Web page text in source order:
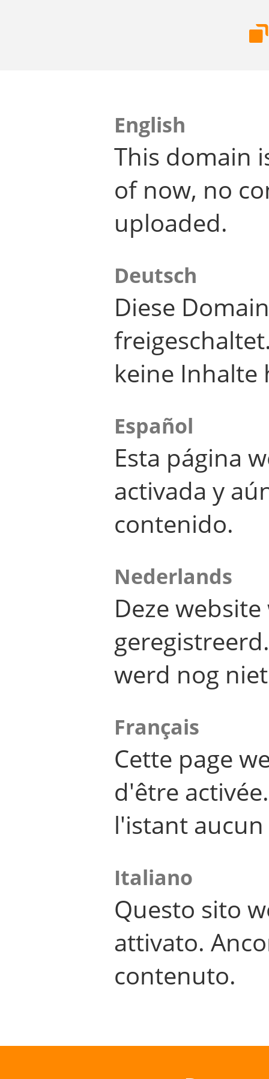
English
This domain
of now, no
uploaded.
Deutsch
Diese
keine Inhalte
Español
Esta página
activada y
contenido.
Nederlands
Deze
werd nog
Français
Cette page
d'être
l'istant
Italiano
Questo sito
attivato.
contenuto.